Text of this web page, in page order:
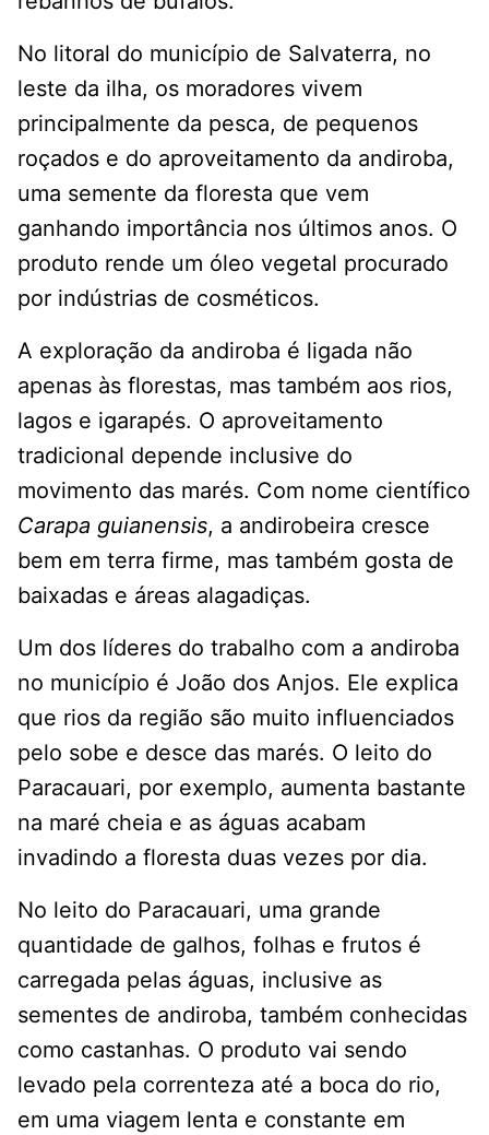
No litoral do município de Salvaterra, no
leste da ilha, os moradores vivem
principalmente da pesca, de pequenos
roçados e do aproveitamento da andiroba,
uma semente da floresta que vem
ganhando importância nos últimos anos. O
produto rende um óleo vegetal procurado
por indústrias de cosméticos.
A exploração da andiroba é ligada não
apenas às florestas, mas também aos rios,
lagos e igarapés. O aproveitamento
tradicional depende inclusive do
movimento das marés. Com nome científico
Carapa guianensis, a andirobeira cresce
bem em terra firme, mas também gosta de
baixadas e áreas alagadiças.
Um dos líderes do trabalho com a andiroba
no município é João dos Anjos. Ele explica
que rios da região são muito influenciados
pelo sobe e desce das marés. O leito do
Paracauari, por exemplo, aumenta bastante
na maré cheia e as águas acabam
invadindo a floresta duas vezes por dia.
No leito do Paracauari, uma grande
quantidade de galhos, folhas e frutos é
carregada pelas águas, inclusive as
sementes de andiroba, também conhecidas
como castanhas. O produto vai sendo
levado pela correnteza até a boca do rio,
em uma viagem lenta e constante em